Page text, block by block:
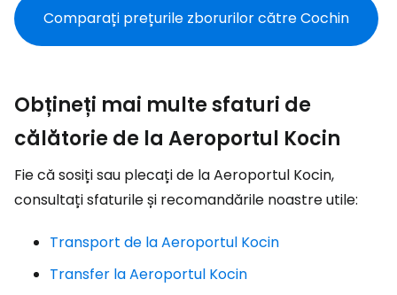
Comparați prețurile zborurilor către Cochin
Obțineți mai multe sfaturi de
călătorie de la Aeroportul Kocin
Fie că sosiți sau plecați de la Aeroportul Kocin,
consultați sfaturile și recomandările noastre utile:
Transport de la Aeroportul Kocin
Transfer la Aeroportul Kocin